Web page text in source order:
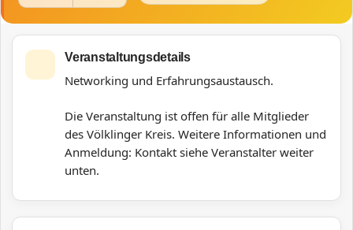
Veranstaltungsdetails
Networking und Erfahrungsaustausch.
Die Veranstaltung ist offen für alle Mitglieder
des Völklinger Kreis. Weitere Informationen und
Anmeldung: Kontakt siehe Veranstalter weiter
unten.